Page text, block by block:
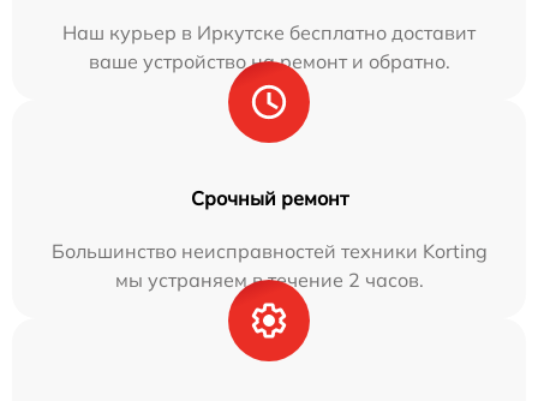
Наш курьер в Иркутске бесплатно доставит
ваше устройство на ремонт и обратно.
Срочный ремонт
Большинство неисправностей техники Korting
мы устраняем в течение 2 часов.